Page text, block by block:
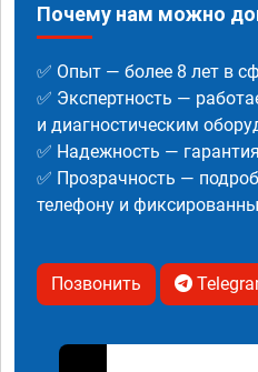
Почему нам можно
✅ Опыт — более 8 лет в
✅ Экспертность —
и диагностическим
✅ Надежность —
✅ Прозрачность —
телефону и
Позвонить